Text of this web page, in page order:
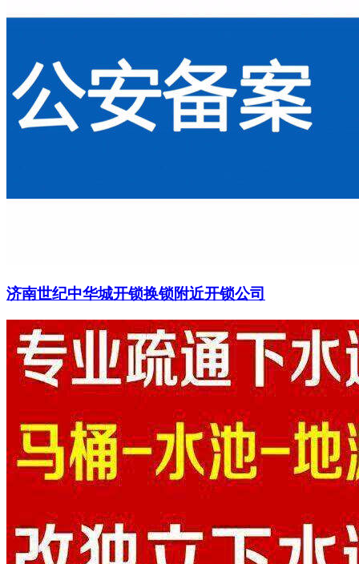
济南世纪中华城开锁换锁附近开锁公司